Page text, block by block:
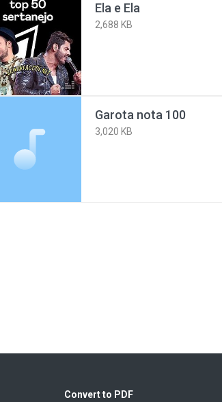
Ela e Ela
2,688 KB
Garota nota 100
3,020 KB
Convert to PDF